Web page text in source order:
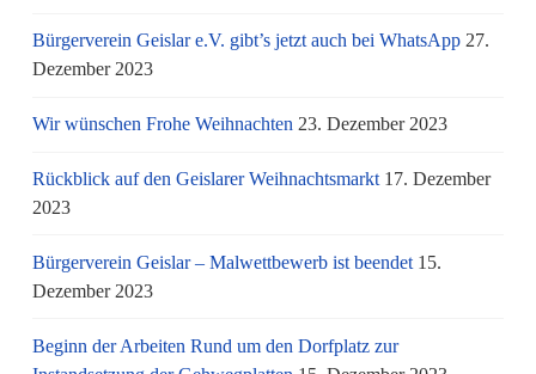
Bürgerverein Geislar e.V. gibt’s jetzt auch bei WhatsApp 27.
Dezember 2023
Wir wünschen Frohe Weihnachten 23. Dezember 2023
Rückblick auf den Geislarer Weihnachtsmarkt 17. Dezember
2023
Bürgerverein Geislar – Malwettbewerb ist beendet 15.
Dezember 2023
Beginn der Arbeiten Rund um den Dorfplatz zur